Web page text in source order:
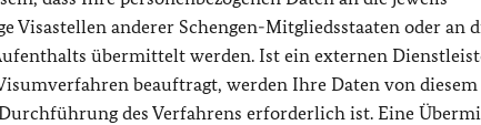
Visastellen anderer Schengen-Mitgliedsstaaten oder an
übermittelt werden. Ist ein externen
beauftragt, werden Ihre Daten von diesem
des Verfahrens erforderlich ist. Eine